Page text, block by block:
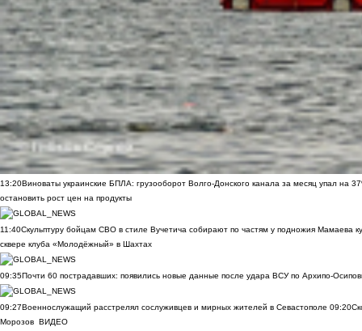
13:20Виноваты украинские БПЛА: грузооборот Волго-Донского канала за месяц упал на
остановить рост цен на продукты
11:40Скульптуру бойцам СВО в стиле Вучетича собирают по частям у подножия Мамаева
сквере клуба «Молодёжный» в Шахтах
09:35Почти 60 пострадавших: появились новые данные после удара ВСУ по Архипо-
09:27Военнослужащий расстрелял сослуживцев и мирных жителей в Севастополе 09:20
Морозов
ВИДЕО